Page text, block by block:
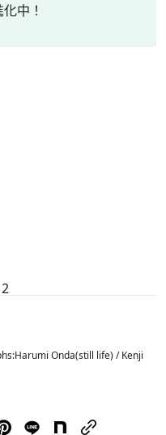
中！
2
Onda(still life) / Kenji